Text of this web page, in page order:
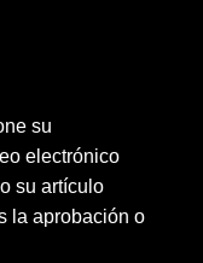
su
electrónico
su artículo
la aprobación o